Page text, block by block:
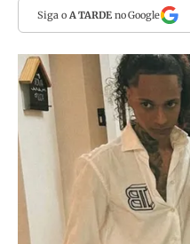
Siga o A TARDEno Google